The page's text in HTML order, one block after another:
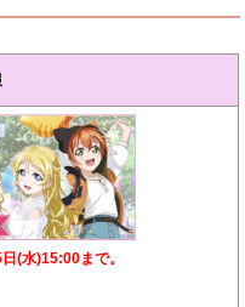
(水)15:00まで。